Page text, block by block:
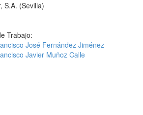
S.A. (Sevilla)
Trabajo:
José Fernández Jiménez
Javier Muñoz Calle